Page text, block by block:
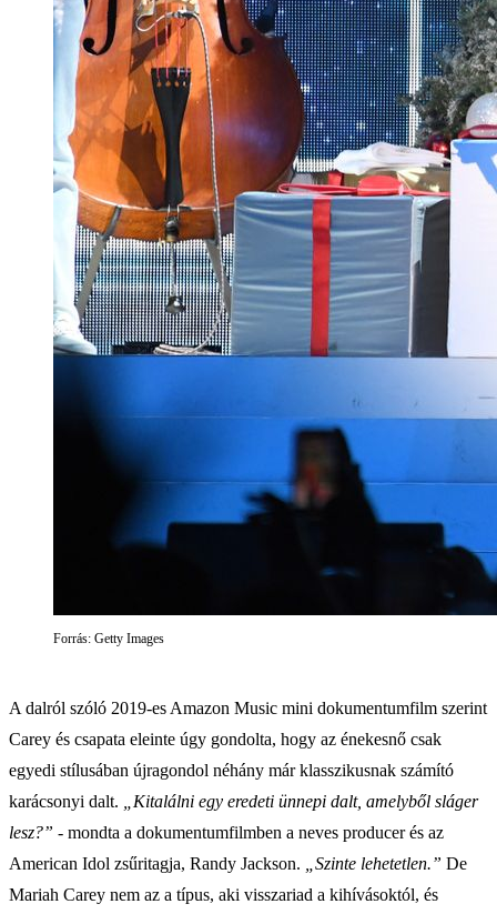
Forrás: Getty Images
A dalról szóló 2019-es Amazon Music mini dokumentumfilm szerint
Carey és csapata eleinte úgy gondolta, hogy az énekesnő csak
egyedi stílusában újragondol néhány már klasszikusnak számító
karácsonyi dalt.
„Kitalálni egy eredeti ünnepi dalt, amelyből sláger
lesz?” - mondta a dokumentumfilmben a neves producer és az
American Idol zsűritagja, Randy Jackson.
„Szinte lehetetlen.” De
Mariah Carey nem az a típus, aki visszariad a kihívásoktól, és